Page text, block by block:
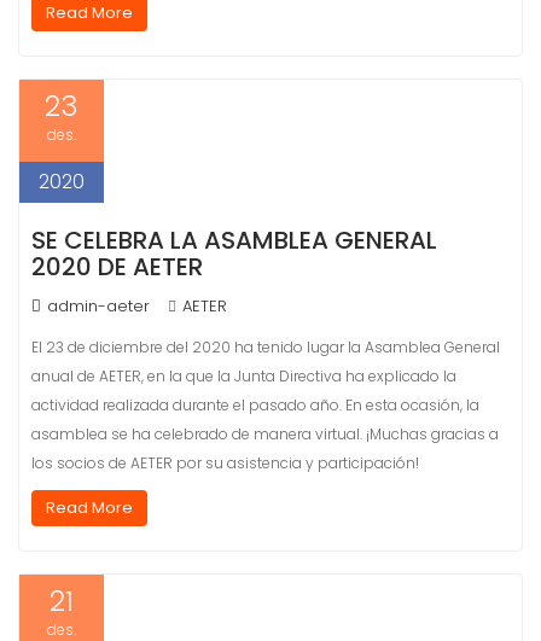
Read More
23
des.
2020
SE CELEBRA LA ASAMBLEA GENERAL
2020 DE AETER
admin-aeter AETER
El 23 de diciembre del 2020 ha tenido lugar la Asamblea General
anual de AETER, en la que la Junta Directiva ha explicado la
actividad realizada durante el pasado año. En esta ocasión, la
asamblea se ha celebrado de manera virtual. ¡Muchas gracias a
los socios de AETER por su asistencia y participación!
Read More
21
des.